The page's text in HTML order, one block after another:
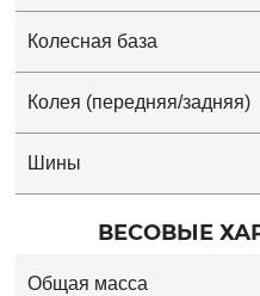
Колесная база
Колея (передняя/задняя)
Шины
ВЕСОВЫЕ
Общая масса